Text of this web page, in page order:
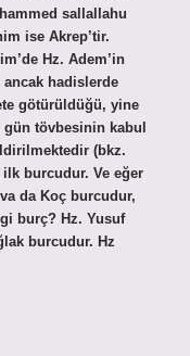
sallallahu
ise Akrep’tir.
Hz. Adem’in
ancak hadislerde
götürüldüğü, yine
gün tövbesinin kabul
(bkz.
burcudur. Ve eğer
da Koç burcudur,
burç? Hz. Yusuf
burcudur. Hz